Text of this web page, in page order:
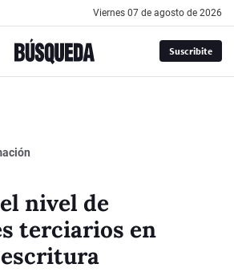
viernes 07 de agosto de 2026
Suscribite
nivel de
terciarios en